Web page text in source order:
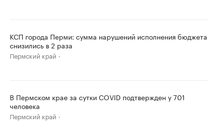
КСП города Перми: сумма нарушений исполнения бюджета
снизились в 2 раза
Пермский край
В Пермском крае за сутки COVID подтвержден у 701
человека
Пермский край